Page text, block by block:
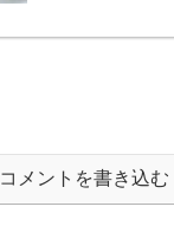
慣が身に付いて...
コメントを書き込む